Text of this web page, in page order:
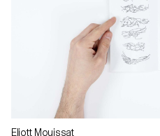
Eliott Mouissat